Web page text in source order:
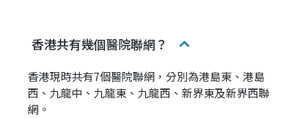
香港共有幾個醫院聯網？
香港現時共有7個醫院聯網，分別為港島東、港島
西、九龍中、九龍東、九龍西、新界東及新界西聯
網。